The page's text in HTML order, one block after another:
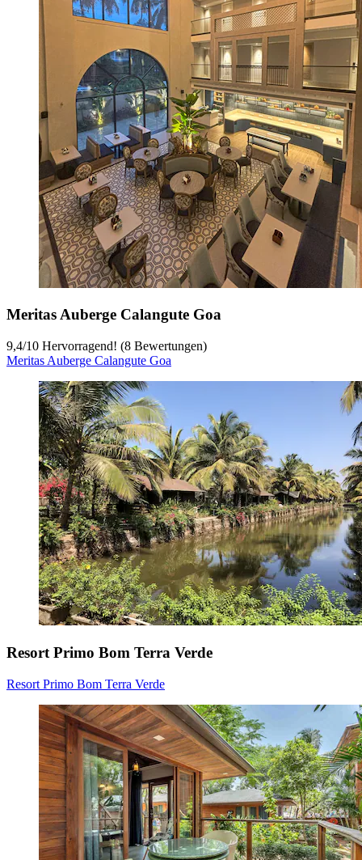
Meritas Auberge Calangute Goa
9,4/10 Hervorragend! (8 Bewertungen)
Meritas Auberge Calangute Goa
Resort Primo Bom Terra Verde
Resort Primo Bom Terra Verde